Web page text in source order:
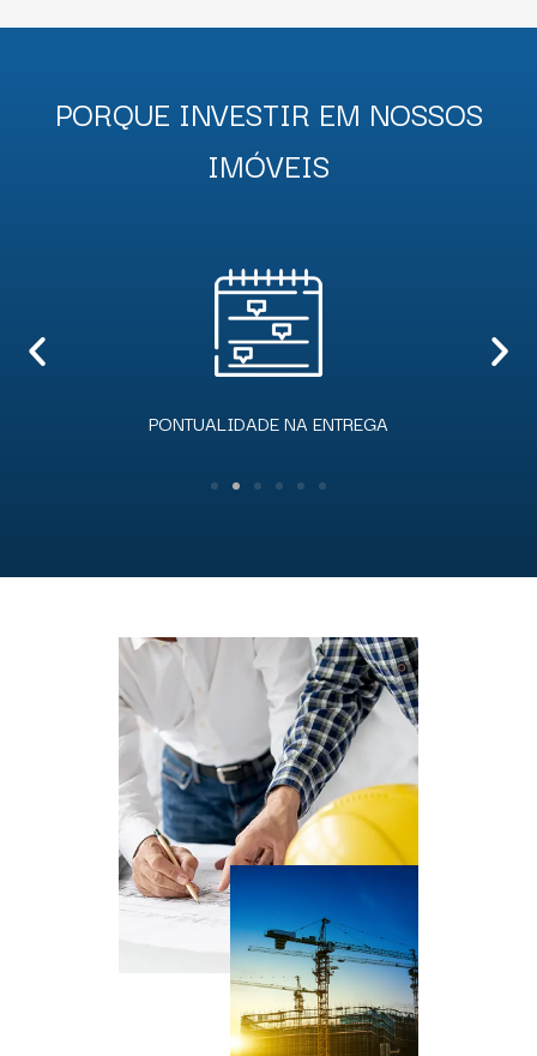
PORQUE INVESTIR EM NOSSOS
IMÓVEIS
EQUIPE EXPERIENTE E QUALIFICADA